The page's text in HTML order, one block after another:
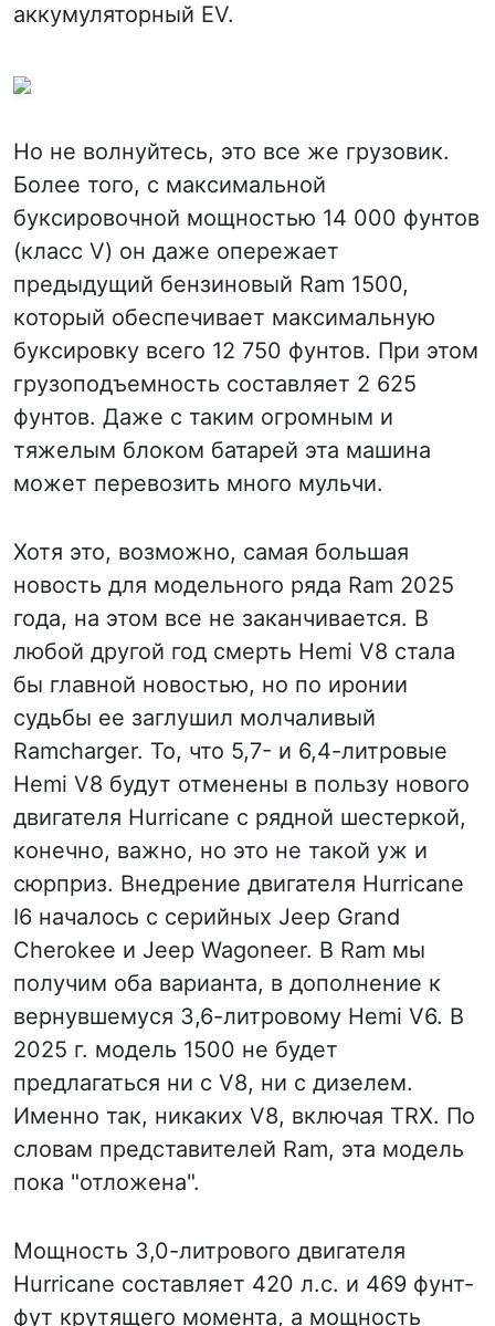
аккумуляторный EV.
Но не волнуйтесь, это все же грузовик.
Более того, с максимальной
буксировочной мощностью 14 000 фунтов
(класс V) он даже опережает
предыдущий бензиновый Ram 1500,
который обеспечивает максимальную
буксировку всего 12 750 фунтов. При этом
грузоподъемность составляет 2 625
фунтов. Даже с таким огромным и
тяжелым блоком батарей эта машина
может перевозить много мульчи.
Хотя это, возможно, самая большая
новость для модельного ряда Ram 2025
года, на этом все не заканчивается. В
любой другой год смерть Hemi V8 стала
бы главной новостью, но по иронии
судьбы ее заглушил молчаливый
Ramcharger. То, что 5,7- и 6,4-литровые
Hemi V8 будут отменены в пользу нового
двигателя Hurricane с рядной шестеркой,
конечно, важно, но это не такой уж и
сюрприз. Внедрение двигателя Hurricane
I6 началось с серийных Jeep Grand
Cherokee и Jeep Wagoneer. В Ram мы
получим оба варианта, в дополнение к
вернувшемуся 3,6-литровому Hemi V6. В
2025 г. модель 1500 не будет
предлагаться ни с V8, ни с дизелем.
Именно так, никаких V8, включая TRX. По
словам представителей Ram, эта модель
пока "отложена".
Мощность 3,0-литрового двигателя
Hurricane составляет 420 л.с. и 469 фунт-
фут крутящего момента, а мощность